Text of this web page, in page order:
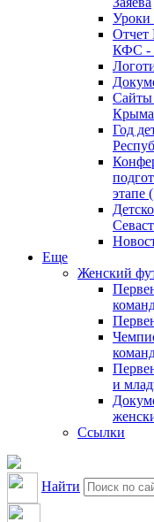
Уроки
Отчет
КФС -
Крыма
Год
этапе
Еще
Женский
и
Ссылки
Найти